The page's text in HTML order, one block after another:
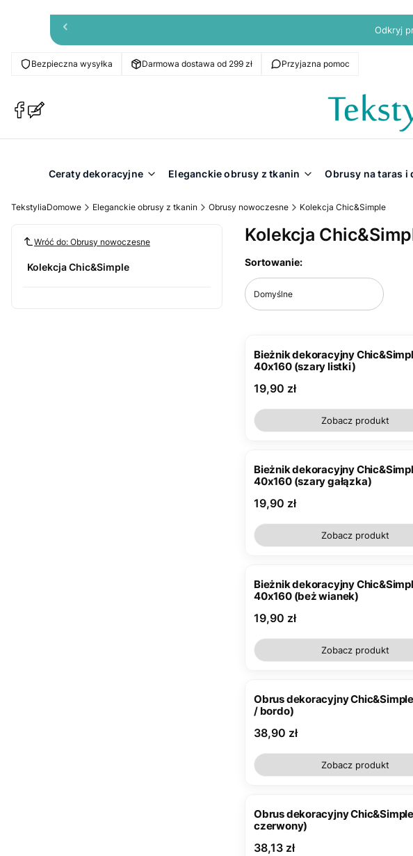
Odkryj
Bezpieczna wysyłka Darmowa dostawa od 299 zł Przyjazna pomoc
karcie)Ceraty dekoracyjne Eleganckie obrusy z tkanin Obrusy na taras i
TekstyliaDomowe Eleganckie obrusy z tkanin Obrusy nowoczesne Kolekcja Chic&Simple
Wróć do: Obrusy nowoczesne
Kolekcja Chic&Simple
Kolekcja
Lista produktów
Sortowanie:
Domyślne
Bieżnik dekoracyjny
40x160 (szary listki)
Cena
19,90 zł
Zobacz produkt
Bieżnik dekoracyjny
40x160 (szary gałązka)
Cena
19,90 zł
Zobacz produkt
Bieżnik dekoracyjny
40x160 (beż wianek)
Cena
19,90 zł
Zobacz produkt
Obrus dekoracyjny
/ bordo)
Cena
38,90 zł
Zobacz produkt
Obrus dekoracyjny
czerwony)
Cena
38,13 zł